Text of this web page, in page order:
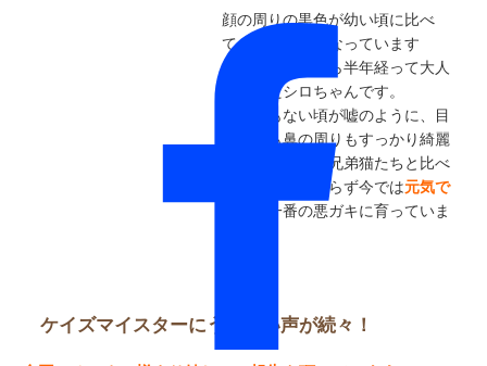
顔の周りの黒色が幼い頃に比べ
て、かなり濃くなっています
が、、、あれから半年経って大人
になったシロちゃんです。
生後まもない頃が嘘のように、目
の周りも鼻の周りもすっかり綺麗
に！体調も他の兄弟猫たちと比べ
て、まったく劣らず今では元気で
一番の悪ガキに育っていま
ケイズマイスターにうれしい声が続々！